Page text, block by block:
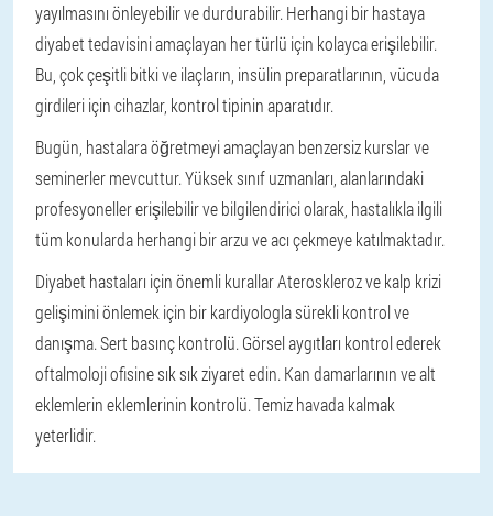
yayılmasını önleyebilir ve durdurabilir. Herhangi bir hastaya
diyabet tedavisini amaçlayan her türlü için kolayca erişilebilir.
Bu, çok çeşitli bitki ve ilaçların, insülin preparatlarının, vücuda
girdileri için cihazlar, kontrol tipinin aparatıdır.
Bugün, hastalara öğretmeyi amaçlayan benzersiz kurslar ve
seminerler mevcuttur. Yüksek sınıf uzmanları, alanlarındaki
profesyoneller erişilebilir ve bilgilendirici olarak, hastalıkla ilgili
tüm konularda herhangi bir arzu ve acı çekmeye katılmaktadır.
Diyabet hastaları için önemli kurallarAteroskleroz ve kalp krizi
gelişimini önlemek için bir kardiyologla sürekli kontrol ve
danışma.Sert basınç kontrolü. Görsel aygıtları kontrol ederek
oftalmoloji ofisine sık sık ziyaret edin. Kan damarlarının ve alt
eklemlerin eklemlerinin kontrolü.Temiz havada kalmak
yeterlidir.